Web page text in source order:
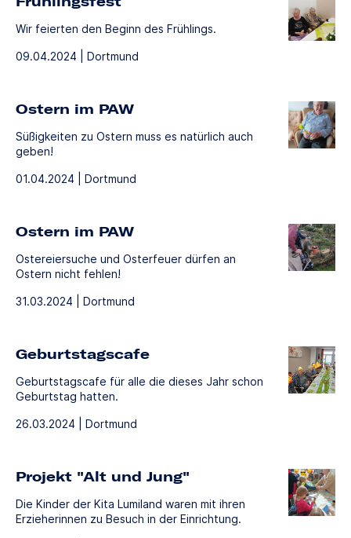
Wir feierten den Beginn des Frühlings.
09.04.2024 | Dortmund
Ostern im PAW
Süßigkeiten zu Ostern muss es natürlich auch
geben!
01.04.2024 | Dortmund
Ostern im PAW
Ostereiersuche und Osterfeuer dürfen an
Ostern nicht fehlen!
31.03.2024 | Dortmund
Geburtstagscafe
Geburtstagscafe für alle die dieses Jahr schon
Geburtstag hatten.
26.03.2024 | Dortmund
Projekt "Alt und Jung"
Die Kinder der Kita Lumiland waren mit ihren
Erzieherinnen zu Besuch in der Einrichtung.